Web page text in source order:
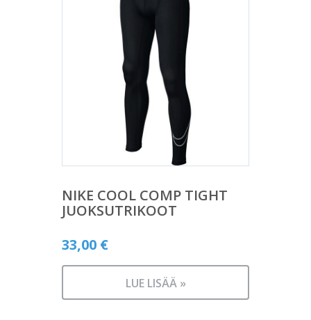
NIKE COOL COMP TIGHT
JUOKSUTRIKOOT
33,00 €
LUE LISÄÄ »